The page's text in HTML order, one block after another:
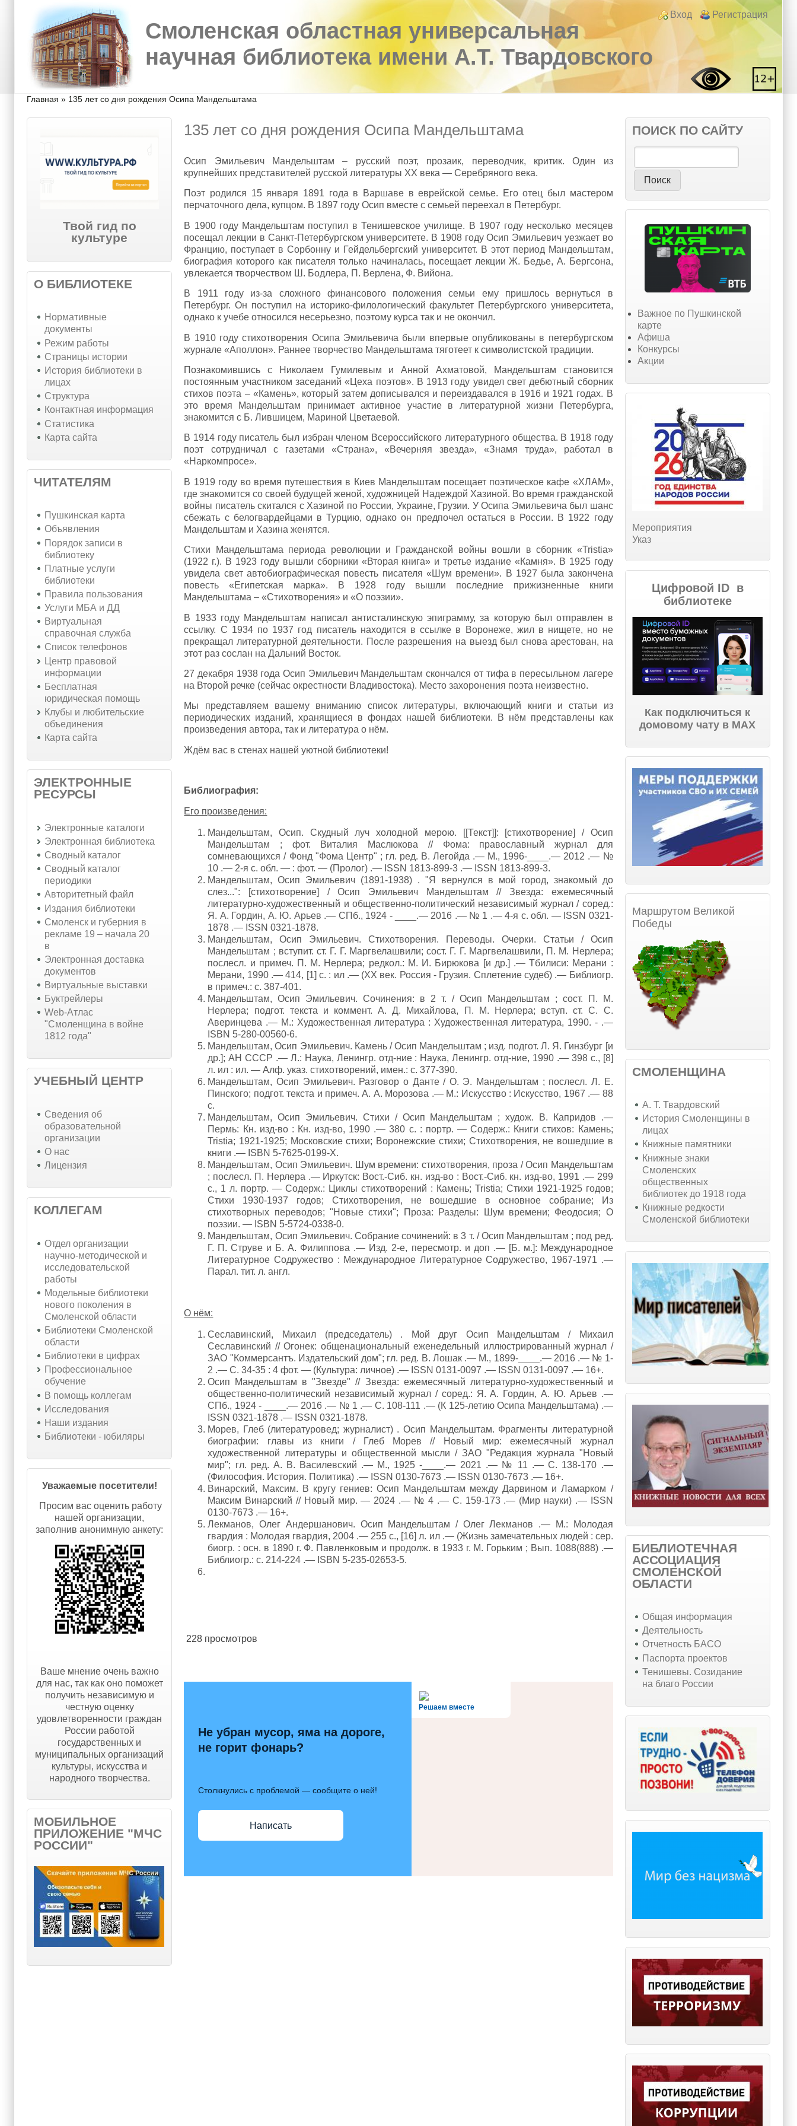
Перейти к основному содержанию
Skip to search
Login links
Вход Регистрация
Смоленская областная универсальная
научная библиотека имени А.Т. Твардовского
Вы здесь
Главная » 135 лет со дня рождения Осипа Мандельштама
Твой гид по
культуре
О БИБЛИОТЕКЕ
Нормативные
документы
Режим работы
Страницы истории
История библиотеки в
лицах
Структура
Контактная информация
Статистика
Карта сайта
ЧИТАТЕЛЯМ
Пушкинская карта
Объявления
Порядок записи в
библиотеку
Платные услуги
библиотеки
Правила пользования
Услуги МБА и ДД
Виртуальная
справочная служба
Список телефонов
Центр правовой
информации
Бесплатная
юридическая помощь
Клубы и любительские
объединения
Карта сайта
ЭЛЕКТРОННЫЕ
РЕСУРСЫ
Электронные каталоги
Электронная библиотека
Сводный каталог
Сводный каталог
периодики
Авторитетный файл
Издания библиотеки
Смоленск и губерния в
рекламе 19 – начала 20
в
Электронная доставка
документов
Виртуальные выставки
Буктрейлеры
Web-Атлас
"Смоленщина в войне
1812 года"
УЧЕБНЫЙ ЦЕНТР
Cведения об
образовательной
организации
О нас
Лицензия
КОЛЛЕГАМ
Отдел организации
научно-методической и
исследовательской
работы
Модельные библиотеки
нового поколения в
Смоленской области
Библиотеки Смоленской
области
Библиотеки в цифрах
Профессиональное
обучение
В помощь коллегам
Исследования
Наши издания
Библиотеки - юбиляры
Уважаемые посетители!
Просим вас оценить работу
нашей организации,
заполнив анонимную анкету:
Ваше мнение очень важно
для нас, так как оно поможет
получить независимую и
честную оценку
удовлетворенности граждан
России работой
государственных и
муниципальных организаций
культуры, искусства и
народного творчества.
МОБИЛЬНОЕ
ПРИЛОЖЕНИЕ "МЧС
РОССИИ"
135 лет со дня рождения Осипа Мандельштама
Осип Эмильевич Мандельштам – русский поэт, прозаик, переводчик, критик. Один из
крупнейших представителей русской литературы ХХ века — Серебряного века.
Поэт родился 15 января 1891 года в Варшаве в еврейской семье. Его отец был мастером
перчаточного дела, купцом. В 1897 году Осип вместе с семьей переехал в Петербург.
В 1900 году Мандельштам поступил в Тенишевское училище. В 1907 году несколько месяцев
посещал лекции в Санкт-Петербургском университете. В 1908 году Осип Эмильевич уезжает во
Францию, поступает в Сорбонну и Гейдельбергский университет. В этот период Мандельштам,
биография которого как писателя только начиналась, посещает лекции Ж. Бедье, А. Бергсона,
увлекается творчеством Ш. Бодлера, П. Верлена, Ф. Вийона.
В 1911 году из-за сложного финансового положения семьи ему пришлось вернуться в
Петербург. Он поступил на историко-филологический факультет Петербургского университета,
однако к учебе относился несерьезно, поэтому курса так и не окончил.
В 1910 году стихотворения Осипа Эмильевича были впервые опубликованы в петербургском
журнале «Аполлон». Раннее творчество Мандельштама тяготеет к символистской традиции.
Познакомившись с Николаем Гумилевым и Анной Ахматовой, Мандельштам становится
постоянным участником заседаний «Цеха поэтов». В 1913 году увидел свет дебютный сборник
стихов поэта – «Камень», который затем дописывался и переиздавался в 1916 и 1921 годах. В
это время Мандельштам принимает активное участие в литературной жизни Петербурга,
знакомится с Б. Лившицем, Мариной Цветаевой.
В 1914 году писатель был избран членом Всероссийского литературного общества. В 1918 году
поэт сотрудничал с газетами «Страна», «Вечерняя звезда», «Знамя труда», работал в
«Наркомпросе».
В 1919 году во время путешествия в Киев Мандельштам посещает поэтическое кафе «ХЛАМ»,
где знакомится со своей будущей женой, художницей Надеждой Хазиной. Во время гражданской
войны писатель скитался с Хазиной по России, Украине, Грузии. У Осипа Эмильевича был шанс
сбежать с белогвардейцами в Турцию, однако он предпочел остаться в России. В 1922 году
Мандельштам и Хазина женятся.
Стихи Мандельштама периода революции и Гражданской войны вошли в сборник «Tristia»
(1922 г.). В 1923 году вышли сборники «Вторая книга» и третье издание «Камня». В 1925 году
увидела свет автобиографическая повесть писателя «Шум времени». В 1927 была закончена
повесть «Египетская марка». В 1928 году вышли последние прижизненные книги
Мандельштама – «Стихотворения» и «О поэзии».
В 1933 году Мандельштам написал антисталинскую эпиграмму, за которую был отправлен в
ссылку. С 1934 по 1937 год писатель находится в ссылке в Воронеже, жил в нищете, но не
прекращал литературной деятельности. После разрешения на выезд был снова арестован, на
этот раз сослан на Дальний Восток.
27 декабря 1938 года Осип Эмильевич Мандельштам скончался от тифа в пересыльном лагере
на Второй речке (сейчас окрестности Владивостока). Место захоронения поэта неизвестно.
Мы представляем вашему вниманию список литературы, включающий книги и статьи из
периодических изданий, хранящиеся в фондах нашей библиотеки. В нём представлены как
произведения автора, так и литература о нём.
Ждём вас в стенах нашей уютной библиотеки!
Библиография:
Его произведения:
Мандельштам, Осип. Скудный луч холодной мерою. [[Текст]]: [стихотворение] / Осип
Мандельштам ; фот. Виталия Маслюкова // Фома: православный журнал для
сомневающихся / Фонд "Фома Центр" ; гл. ред. В. Легойда .— М., 1996-____.— 2012 .— №
10 .— 2-я с. обл. — : фот. — (Пролог) .— ISSN 1813-899-3 .— ISSN 1813-899-3.
Мандельштам, Осип Эмильевич (1891-1938) . "Я вернулся в мой город, знакомый до
слез...": [стихотворение] / Осип Эмильевич Мандельштам // Звезда: ежемесячный
литературно-художественный и общественно-политический независимый журнал / соред.:
Я. А. Гордин, А. Ю. Арьев .— СПб., 1924 - ____.— 2016 .— № 1 .— 4-я с. обл. — ISSN 0321-
1878 .— ISSN 0321-1878.
Мандельштам, Осип Эмильевич. Стихотворения. Переводы. Очерки. Статьи / Осип
Мандельштам ; вступит. ст. Г. Г. Маргвелашвили; сост. Г. Г. Маргвелашвили, П. М. Нерлера;
послесл. и примеч. П. М. Нерлера; редкол.: М. И. Бирюкова [и др.] .— Тбилиси: Мерани :
Мерани, 1990 .— 414, [1] с. : ил .— (ХХ век. Россия - Грузия. Сплетение судеб) .— Библиогр.
в примеч.: с. 387-401.
Мандельштам, Осип Эмильевич. Сочинения: в 2 т. / Осип Мандельштам ; сост. П. М.
Нерлера; подгот. текста и коммент. А. Д. Михайлова, П. М. Нерлера; вступ. ст. С. С.
Аверинцева .— М.: Художественная литература : Художественная литература, 1990. - .—
ISBN 5-280-00560-6.
Мандельштам, Осип Эмильевич. Камень / Осип Мандельштам ; изд. подгот. Л. Я. Гинзбург [и
др.]; АН СССР .— Л.: Наука, Ленингр. отд-ние : Наука, Ленингр. отд-ние, 1990 .— 398 с., [8]
л. ил : ил. — Алф. указ. стихотворений, имен.: с. 377-390.
Мандельштам, Осип Эмильевич. Разговор о Данте / О. Э. Мандельштам ; послесл. Л. Е.
Пинского; подгот. текста и примеч. А. А. Морозова .— М.: Искусство : Искусство, 1967 .— 88
с.
Мандельштам, Осип Эмильевич. Стихи / Осип Мандельштам ; худож. В. Капридов .—
Пермь: Кн. изд-во : Кн. изд-во, 1990 .— 380 с. : портр. — Содерж.: Книги стихов: Камень;
Tristia; 1921-1925; Московские стихи; Воронежские стихи; Стихотворения, не вошедшие в
книги .— ISBN 5-7625-0199-X.
Мандельштам, Осип Эмильевич. Шум времени: стихотворения, проза / Осип Мандельштам
; послесл. П. Нерлера .— Иркутск: Вост.-Сиб. кн. изд-во : Вост.-Сиб. кн. изд-во, 1991 .— 299
с., 1 л. портр. — Содерж.: Циклы стихотворений : Камень; Tristia; Стихи 1921-1925 годов;
Стихи 1930-1937 годов; Стихотворения, не вошедшие в основное собрание; Из
стихотворных переводов; "Новые стихи"; Проза: Разделы: Шум времени; Феодосия; О
поэзии. — ISBN 5-5724-0338-0.
Мандельштам, Осип Эмильевич. Собрание сочинений: в 3 т. / Осип Мандельштам ; под ред.
Г. П. Струве и Б. А. Филиппова .— Изд. 2-е, пересмотр. и доп .— [Б. м.]: Международное
Литературное Содружество : Международное Литературное Содружество, 1967-1971 .—
Парал. тит. л. англ.
О нём:
Сеславинский, Михаил (председатель) . Мой друг Осип Мандельштам / Михаил
Сеславинский // Огонек: общенациональный еженедельный иллюстрированный журнал /
ЗАО "Коммерсантъ. Издательский дом"; гл. ред. В. Лошак .— М., 1899-____.— 2016 .— № 1-
2 .— С. 34-35 : 4 фот. — (Культура: личное) .— ISSN 0131-0097 .— ISSN 0131-0097 .— 16+.
Осип Мандельштам в "Звезде" // Звезда: ежемесячный литературно-художественный и
общественно-политический независимый журнал / соред.: Я. А. Гордин, А. Ю. Арьев .—
СПб., 1924 - ____.— 2016 .— № 1 .— С. 108-111 .— (К 125-летию Осипа Мандельштама) .—
ISSN 0321-1878 .— ISSN 0321-1878.
Морев, Глеб (литературовед; журналист) . Осип Мандельштам. Фрагменты литературной
биографии: главы из книги / Глеб Морев // Новый мир: ежемесячный журнал
художественной литературы и общественной мысли / ЗАО "Редакция журнала "Новый
мир"; гл. ред. А. В. Василевский .— М., 1925 -____.— 2021 .— № 11 .— С. 138-170 .—
(Философия. История. Политика) .— ISSN 0130-7673 .— ISSN 0130-7673 .— 16+.
Винарский, Максим. В кругу гениев: Осип Мандельштам между Дарвином и Ламарком /
Максим Винарский // Новый мир. — 2024 .— № 4 .— С. 159-173 .— (Мир науки) .— ISSN
0130-7673 .— 16+.
Лекманов, Олег Андершанович. Осип Мандельштам / Олег Лекманов .— М.: Молодая
гвардия : Молодая гвардия, 2004 .— 255 с., [16] л. ил .— (Жизнь замечательных людей : сер.
биогр. : осн. в 1890 г. Ф. Павленковым и продолж. в 1933 г. М. Горьким ; Вып. 1088(888) .—
Библиогр.: с. 214-224 .— ISBN 5-235-02653-5.
228 просмотров
alt='Госуслуги' />
Решаем вместе
Не убран мусор, яма на дороге,
не горит фонарь?
Столкнулись с проблемой — сообщите о ней!
Написать
ПОИСК ПО САЙТУ
Важное по Пушкинской
карте
Афиша
Конкурсы
Акции
Мероприятия
Указ
Цифровой ID в
библиотеке
Как подключиться к
домовому чату в МАХ
Маршрутом Великой
Победы
СМОЛЕНЩИНА
А. Т. Твардовский
История Смоленщины в
лицах
Книжные памятники
Книжные знаки
Смоленских
общественных
библиотек до 1918 года
Книжные редкости
Смоленской библиотеки
БИБЛИОТЕЧНАЯ
АССОЦИАЦИЯ
СМОЛЕНСКОЙ
ОБЛАСТИ
Общая информация
Деятельность
Отчетность БАСО
Паспорта проектов
Тенишевы. Созидание
на благо России